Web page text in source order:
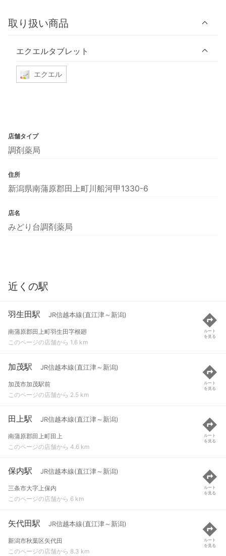
取り扱い商品
エクエルタブレット
エクエル
店舗タイプ
調剤薬局
住所
新潟県南蒲原郡田上町川船河甲1330-6
店名
みどり台調剤薬局
近くの駅
羽生田駅 JR信越本線(直江津～新潟)
南蒲原郡田上町羽生田字根廻
このページの店舗から 1.6 km
ルート
を見る
加茂駅 JR信越本線(直江津～新潟)
加茂市加茂駅前
このページの店舗から 2.5 km
ルート
を見る
田上駅 JR信越本線(直江津～新潟)
南蒲原郡田上町田上
このページの店舗から 4.6 km
ルート
を見る
保内駅 JR信越本線(直江津～新潟)
三条市大字上保内
このページの店舗から 6 km
ルート
を見る
矢代田駅 JR信越本線(直江津～新潟)
新潟市秋葉区矢代田
このページの店舗から 8.3 km
ルート
を見る